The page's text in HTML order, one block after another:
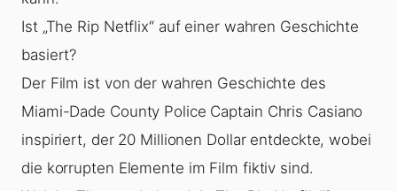
Ist „The Rip Netflix“ auf einer wahren Geschichte
basiert?
Der Film ist von der wahren Geschichte des
Miami-Dade County Police Captain Chris Casiano
inspiriert, der 20 Millionen Dollar entdeckte, wobei
die korrupten Elemente im Film fiktiv sind.